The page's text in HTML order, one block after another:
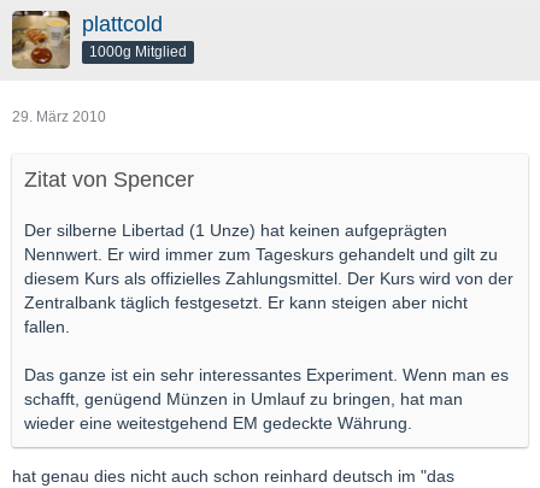
plattcold
1000g Mitglied
29. März 2010
Zitat von Spencer
Der silberne Libertad (1 Unze) hat keinen aufgeprägten
Nennwert. Er wird immer zum Tageskurs gehandelt und gilt zu
diesem Kurs als offizielles Zahlungsmittel. Der Kurs wird von der
Zentralbank täglich festgesetzt. Er kann steigen aber nicht
fallen.
Das ganze ist ein sehr interessantes Experiment. Wenn man es
schafft, genügend Münzen in Umlauf zu bringen, hat man
wieder eine weitestgehend EM gedeckte Währung.
hat genau dies nicht auch schon reinhard deutsch im "das